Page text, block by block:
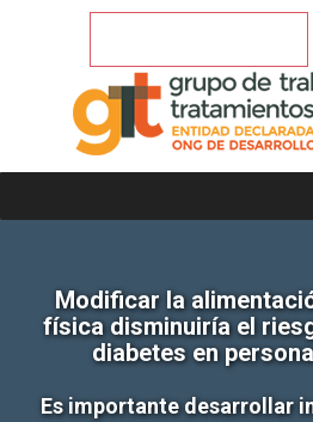
Modificar la
física disminuiría el
diabetes en
Es importante desarrollar